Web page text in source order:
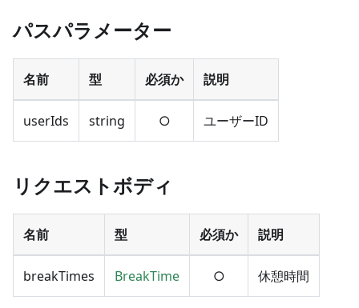
パスパラメーター
名前 型 必須か 説明
userIds string ○ ユーザーID
リクエストボディ
名前 型 必須か 説明
breakTimes BreakTime ○ 休憩時間